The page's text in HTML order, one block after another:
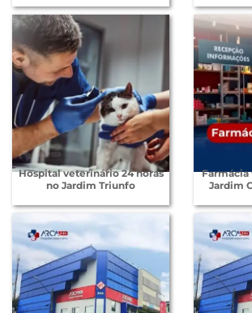
Hospital veterinário 24 horas
no Jardim Triunfo
Farmácia
Jardim